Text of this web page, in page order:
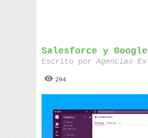
Salesforce y
Escrito porAgencias
294